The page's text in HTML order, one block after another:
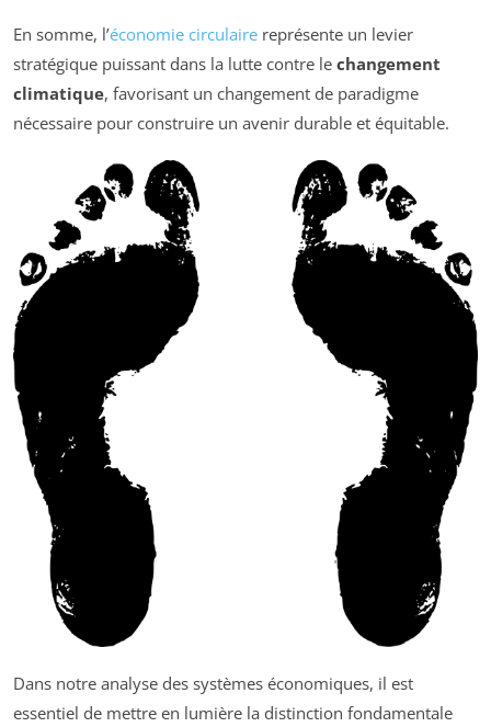
En somme, l’économie circulaire représente un levier
stratégique puissant dans la lutte contre le changement
climatique, favorisant un changement de paradigme
nécessaire pour construire un avenir durable et équitable.
Dans notre analyse des systèmes économiques, il est
essentiel de mettre en lumière la distinction fondamentale